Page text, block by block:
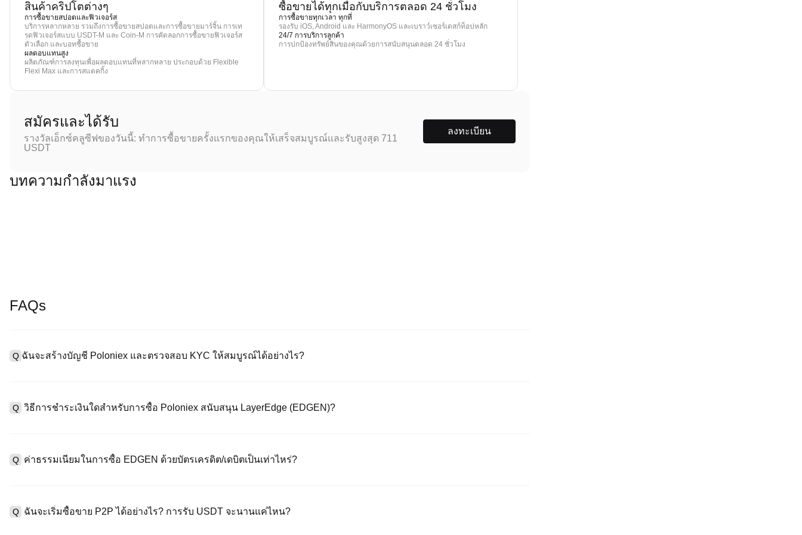
สินค้าคริปโตต่างๆ
การซื้อขายสปอตและฟิวเจอร์ส
บริการหลากหลาย รวมถึงการซื้อขายสปอตและการซื้อขายมาร์จิ้น การเท
รดฟิวเจอร์สแบบ USDT-M และ Coin-M การคัดลอกการซื้อขายฟิวเจอร์ส
ตัวเลือก และบอทซื้อขาย
ผลตอบแทนสูง
ผลิตภัณฑ์การลงทุนเพื่อผลตอบแทนที่หลากหลาย ประกอบด้วย Flexible
Flexi Max และการสแตคกิ้ง
ซื้อขายได้ทุกเมื่อกับบริการตลอด 24 ชั่วโมง
การซื้อขายทุกเวลา ทุกที่
รองรับ iOS, Android และ HarmonyOS และเบราว์เซอร์เดสก์ท็อปหลัก
24/7 การบริการลูกค้า
การปกป้องทรัพย์สินของคุณด้วยการสนับสนุนตลอด 24 ชั่วโมง
สมัครและได้รับ
รางวัลเอ็กซ์คลูซีฟของวันนี้: ทำการซื้อขายครั้งแรกของคุณให้เสร็จสมบูรณ์และรับสูงสุด 711
USDT
ลงทะเบียน
บทความกำลังมาแรง
FAQs
Q ฉันจะสร้างบัญชี Poloniex และตรวจสอบ KYC ให้สมบูรณ์ได้อย่างไร?
"ความปลอดภัย" อัปโหลดเอกสาร Id ที่ถูกต้องของคุณ และถ่ายเซลฟี่เพื่อตรวจสอบ KYC ให้เสร็จสมบูรณ์ กระบวนการนี้มักจะใช้เวลา 24-48
Q วิธีการชำระเงินใดสำหรับการซื้อ Poloniex สนับสนุน LayerEdge (EDGEN)?
ซื้อขาย OTC สำหรับธุรกรรมขนาดใหญ่เกิน 100,000 USD พร้อมใบเสนอราคาที่กำหนดเอง
Q ค่าธรรมเนียมในการซื้อ EDGEN ด้วยบัตรเครดิต/เดบิตเป็นเท่าไหร่?
ธรรมเนียมการซื้อขายแบบสปอตมาตรฐาน (ต่ำถึง 0.05%) ใช้กับการซื้อขาย EDGEN/USDT
Q ฉันจะเริ่มซื้อขาย P2P ได้อย่างไร? การรับ USDT จะนานแค่ไหน?